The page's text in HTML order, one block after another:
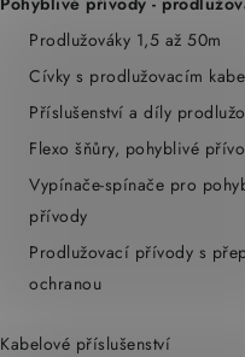
Prodlužováky 1,5 až 50m
Cívky s prodlužovacím
Příslušenství a díly
Flexo šňůry, pohyblivé
Vypínače-spínače pro
přívody
Prodlužovací přívody s
ochranou
Kabelové příslušenství